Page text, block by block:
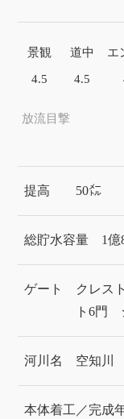
景観
4.5
道中
4.5
エ
放流目撃
提高 50㍍
総貯水容量 1億
ゲート
クレス
ト6門
河川名 空知川
本体着工／完成